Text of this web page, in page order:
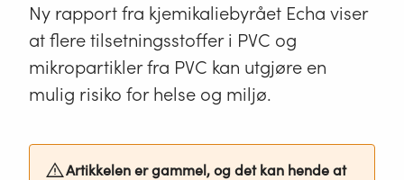
Ny rapport fra kjemikaliebyrået Echa viser
at flere tilsetningsstoffer i PVC og
mikropartikler fra PVC kan utgjøre en
mulig risiko for helse og miljø.
Artikkelen er gammel, og det kan hende at